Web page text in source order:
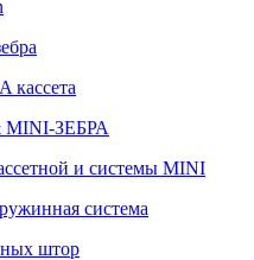
кассета
MINI-ЗЕБРА
и системы MINI
система
штор